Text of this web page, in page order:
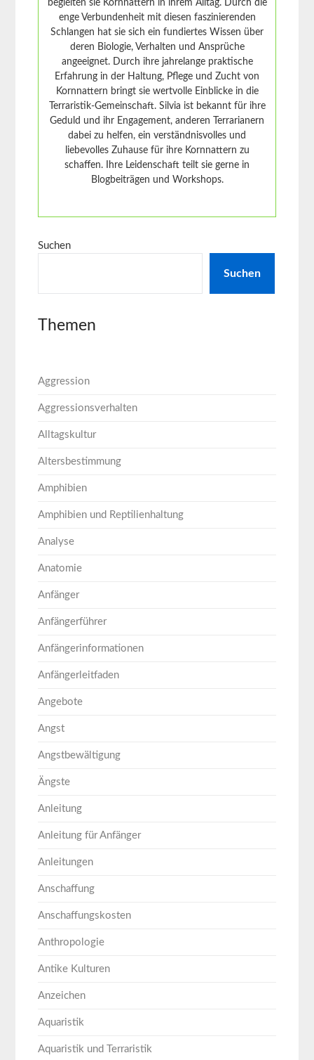
begleiten sie Kornnattern in ihrem Alltag. Durch die
enge Verbundenheit mit diesen faszinierenden
Schlangen hat sie sich ein fundiertes Wissen über
deren Biologie, Verhalten und Ansprüche
angeeignet. Durch ihre jahrelange praktische
Erfahrung in der Haltung, Pflege und Zucht von
Kornnattern bringt sie wertvolle Einblicke in die
Terraristik-Gemeinschaft. Silvia ist bekannt für ihre
Geduld und ihr Engagement, anderen Terrarianern
dabei zu helfen, ein verständnisvolles und
liebevolles Zuhause für ihre Kornnattern zu
schaffen. Ihre Leidenschaft teilt sie gerne in
Blogbeiträgen und Workshops.
Suchen
Suchen
Themen
Aggression
Aggressionsverhalten
Alltagskultur
Altersbestimmung
Amphibien
Amphibien und Reptilienhaltung
Analyse
Anatomie
Anfänger
Anfängerführer
Anfängerinformationen
Anfängerleitfaden
Angebote
Angst
Angstbewältigung
Ängste
Anleitung
Anleitung für Anfänger
Anleitungen
Anschaffung
Anschaffungskosten
Anthropologie
Antike Kulturen
Anzeichen
Aquaristik
Aquaristik und Terraristik